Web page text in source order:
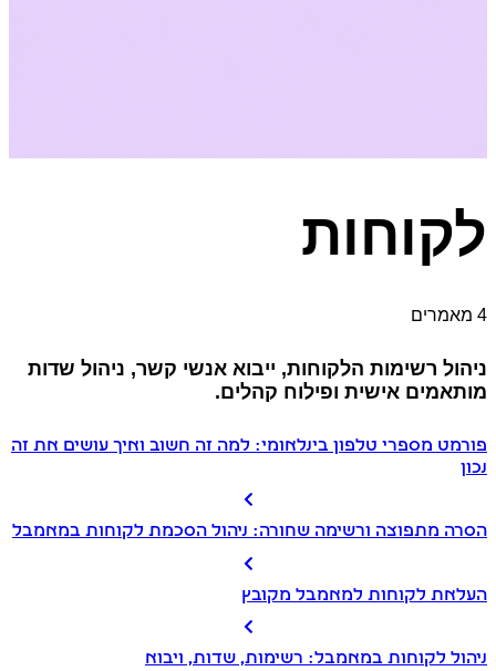
לקוחות
4 מאמרים
ניהול רשימות הלקוחות, ייבוא אנשי קשר, ניהול שדות
מותאמים אישית ופילוח קהלים.
פורמט מספרי טלפון בינלאומי: למה זה חשוב ואיך עושים את זה
נכון
הסרה מתפוצה ורשימה שחורה: ניהול הסכמת לקוחות במאמבל
העלאת לקוחות למאמבל מקובץ
ניהול לקוחות במאמבל: רשימות, שדות, ויבוא